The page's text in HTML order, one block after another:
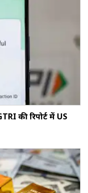
की रिपोर्ट में US